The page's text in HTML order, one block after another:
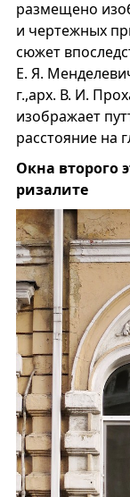
размещено
и чертежных
сюжет
Е. Я.
г.,арх. В. И.
изображает
расстояние на
Окна второго
ризалите